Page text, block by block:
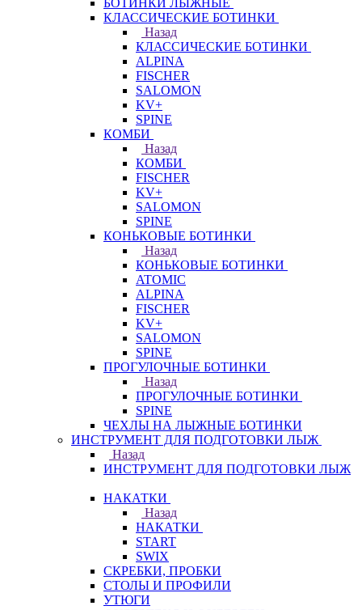
БОТИНКИ ЛЫЖНЫЕ
КЛАССИЧЕСКИЕ БОТИНКИ
Назад
КЛАССИЧЕСКИЕ БОТИНКИ
ALPINA
FISCHER
SALOMON
KV+
SPINE
КОМБИ
Назад
КОМБИ
FISCHER
KV+
SALOMON
SPINE
КОНЬКОВЫЕ БОТИНКИ
Назад
КОНЬКОВЫЕ БОТИНКИ
ATOMIC
ALPINA
FISCHER
KV+
SALOMON
SPINE
ПРОГУЛОЧНЫЕ БОТИНКИ
Назад
ПРОГУЛОЧНЫЕ БОТИНКИ
SPINE
ЧЕХЛЫ НА ЛЫЖНЫЕ БОТИНКИ
ИНСТРУМЕНТ ДЛЯ ПОДГОТОВКИ ЛЫЖ
Назад
ИНСТРУМЕНТ ДЛЯ ПОДГОТОВКИ ЛЫЖ
НАКАТКИ
Назад
НАКАТКИ
START
SWIX
СКРЕБКИ, ПРОБКИ
СТОЛЫ И ПРОФИЛИ
УТЮГИ